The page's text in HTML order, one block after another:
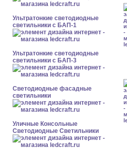
Ультратонкие светодиодные
светильники с БАП-1
Ультратонкие светодиодные
светильники с БАП-3
Светодиодные фасадные
светильники
Уличные Консольные
Светодиодные Светильники